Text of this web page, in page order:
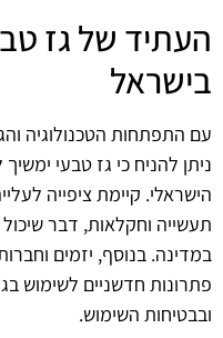
העתיד של גז
בישראל
עם התפתחות הטכנולוגיה
ניתן להניח כי גז טבעי
הישראלי. קיימת ציפייה
תעשייה וחקלאות, דבר שיכול
במדינה. בנוסף, יזמים
פתרונות חדשניים לשימוש
ובבטיחות השימוש.